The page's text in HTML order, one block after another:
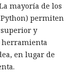
mayoría de los
permiten
y
herramienta
en lugar de